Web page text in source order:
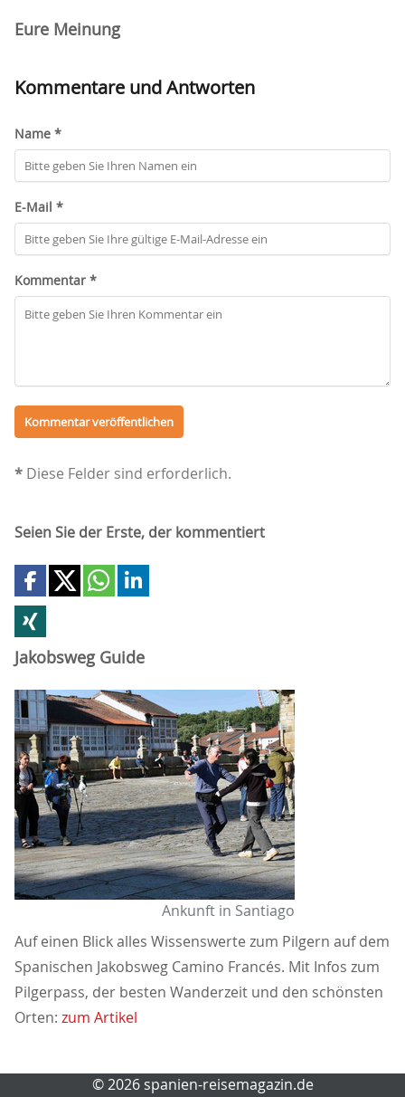
Eure Meinung
Kommentare und Antworten
Name *
E-Mail *
Kommentar *
* Diese Felder sind erforderlich.
Seien Sie der Erste, der kommentiert
Jakobsweg Guide
Ankunft in Santiago
Auf einen Blick alles Wissenswerte zum Pilgern auf dem
Spanischen Jakobsweg Camino Francés. Mit Infos zum
Pilgerpass, der besten Wanderzeit und den schönsten
Orten: zum Artikel
© 2026 spanien-reisemagazin.de